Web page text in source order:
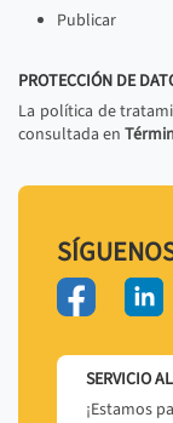
Publicar
PROTECCIÓN DE
La política de
consultada en
SERVICIO
¡Estamos